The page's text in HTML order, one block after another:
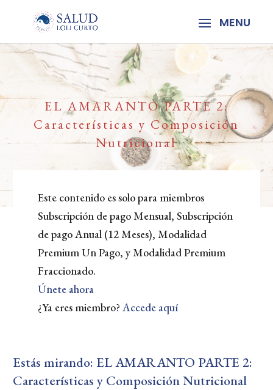
EL AMARANTO PARTE 2:
Características y Composición
Nutricional
Este contenido es solo para miembros
Subscripción de pago Mensual, Subscripción
de pago Anual (12 Meses), Modalidad
Premium Un Pago, y Modalidad Premium
Fraccionado.
Únete ahora
¿Ya eres miembro? Accede aquí
Estás mirando: EL AMARANTO PARTE 2:
Características y Composición Nutricional